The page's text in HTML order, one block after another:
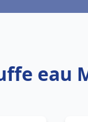
eau